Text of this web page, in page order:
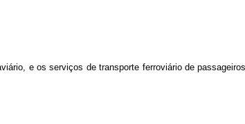
e os serviços de transporte ferroviário de